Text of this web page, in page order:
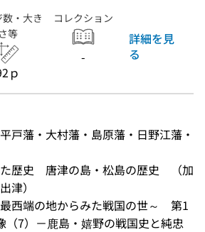
・大き
さ等
ｐ
コレクション
-
詳細を見
る
戸藩・大村藩・島原藩・日野江藩・
歴史　唐津の島・松島の歴史　（加
津）
西端の地からみた戦国の世～　第1
（7）－鹿島・嬉野の戦国史と純忠